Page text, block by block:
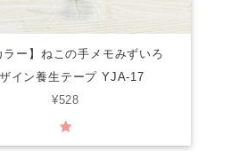
ラー】ねこの手メモみずいろ
イン養生テープ YJA-17
¥528